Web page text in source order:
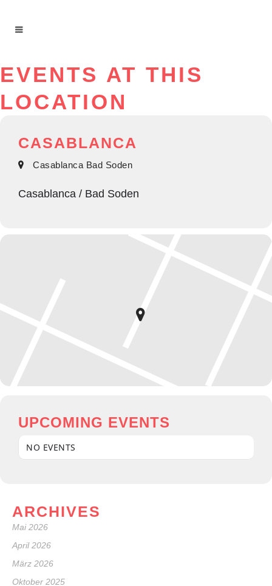
EVENTS AT THIS
LOCATION
CASABLANCA
Casablanca Bad Soden
Casablanca / Bad Soden
UPCOMING EVENTS
NO EVENTS
ARCHIVES
Mai 2026
April 2026
März 2026
Oktober 2025